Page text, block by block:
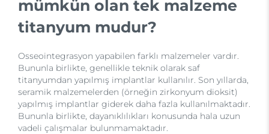
mümkün olan tek malzeme
titanyum mudur?
Osseointegrasyon yapabilen farklı malzemeler vardır.
Bununla birlikte, genellikle teknik olarak saf
titanyumdan yapılmış implantlar kullanılır. Son yıllarda,
seramik malzemelerden (örneğin zirkonyum dioksit)
yapılmış implantlar giderek daha fazla kullanılmaktadır.
Bununla birlikte, dayanıklılıkları konusunda hala uzun
vadeli çalışmalar bulunmamaktadır.